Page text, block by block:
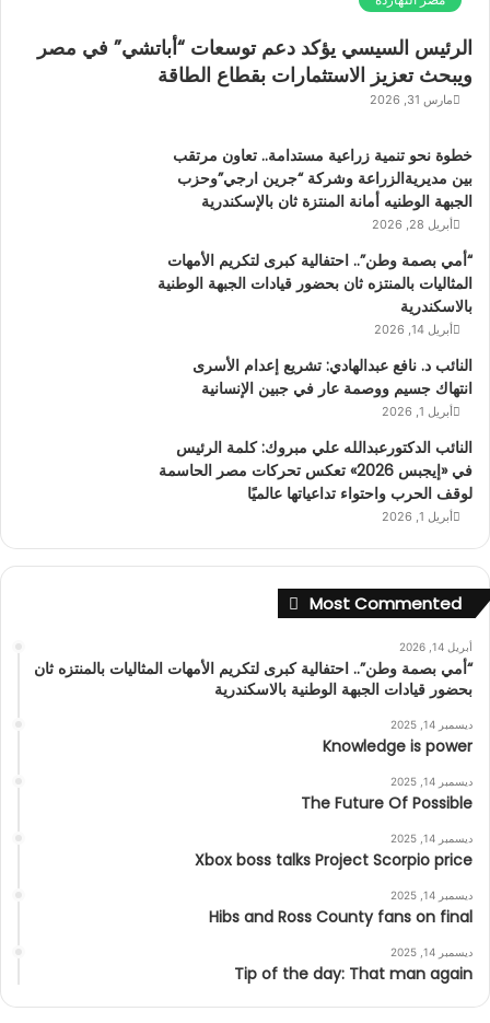
الرئيس السيسي يؤكد دعم توسعات “أباتشي” في مصر
ويبحث تعزيز الاستثمارات بقطاع الطاقة
مارس 31, 2026
خطوة نحو تنمية زراعية مستدامة.. تعاون مرتقب
بين مديريةالزراعة وشركة “جرين ارجي”وحزب
الجبهة الوطنيه أمانة المنتزة ثان بالإسكندرية
أبريل 28, 2026
“أمي بصمة وطن”.. احتفالية كبرى لتكريم الأمهات
المثاليات بالمنتزه ثان بحضور قيادات الجبهة الوطنية
بالاسكندرية
أبريل 14, 2026
النائب د. نافع عبدالهادي: تشريع إعدام الأسرى
انتهاك جسيم ووصمة عار في جبين الإنسانية
أبريل 1, 2026
النائب الدكتورعبدالله علي مبروك: كلمة الرئيس
في «إيجبس 2026» تعكس تحركات مصر الحاسمة
لوقف الحرب واحتواء تداعياتها عالميًا
أبريل 1, 2026
Most Commented
أبريل 14, 2026
“أمي بصمة وطن”.. احتفالية كبرى لتكريم الأمهات المثاليات بالمنتزه ثان
بحضور قيادات الجبهة الوطنية بالاسكندرية
ديسمبر 14, 2025
Knowledge is power
ديسمبر 14, 2025
The Future Of Possible
ديسمبر 14, 2025
Xbox boss talks Project Scorpio price
ديسمبر 14, 2025
Hibs and Ross County fans on final
ديسمبر 14, 2025
Tip of the day: That man again